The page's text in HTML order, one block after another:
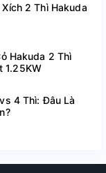
2 Thì Hakuda
Hakuda 2 Thì
1.25KW
4 Thì: Đâu Là